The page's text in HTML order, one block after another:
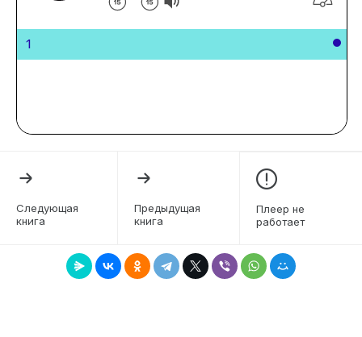
1
Следующая
книга
Предыдущая
книга
Плеер не
работает